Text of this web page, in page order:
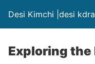
Desi Kimchi |desi
Exploring the